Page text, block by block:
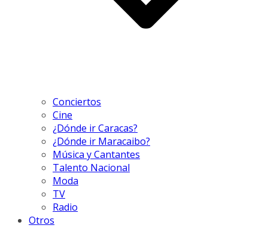
Conciertos
Cine
¿Dónde ir Caracas?
¿Dónde ir Maracaibo?
Música y Cantantes
Talento Nacional
Moda
TV
Radio
Otros